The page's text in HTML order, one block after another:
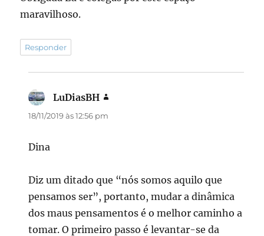
maravilhoso.
Responder
LuDiasBH
18/11/2019 às 12:56 pm
Dina
Diz um ditado que “nós somos aquilo que
pensamos ser”, portanto, mudar a dinâmica
dos maus pensamentos é o melhor caminho a
tomar. O primeiro passo é levantar-se da